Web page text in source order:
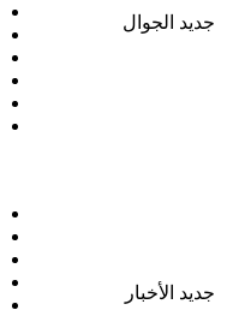
جديد الجوال
جديد الأخبار